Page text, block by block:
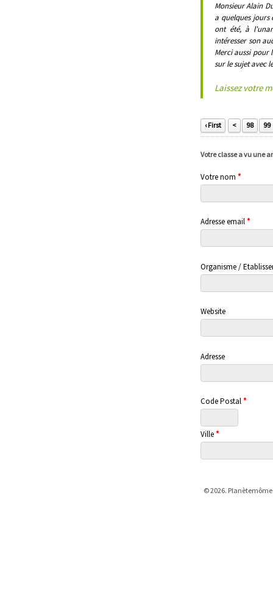
Monsieur Alain
a quelques jours
ont été, à
intéresser son
Merci aussi pour
sur le sujet avec
Laissez votre
‹ First < 98 99
Votre classe a vu une
Votre nom *
Adresse email*
Organisme /
Website
Adresse
Code Postal*
Ville*
© 2026.